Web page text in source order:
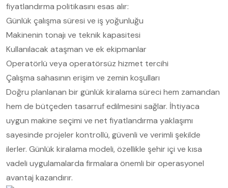
fiyatlandırma politikasını esas alır:
Günlük çalışma süresi ve iş yoğunluğu
Makinenin tonajı ve teknik kapasitesi
Kullanılacak ataşman ve ek ekipmanlar
Operatörlü veya operatörsüz hizmet tercihi
Çalışma sahasının erişim ve zemin koşulları
Doğru planlanan bir günlük kiralama süreci hem zamandan
hem de bütçeden tasarruf edilmesini sağlar. İhtiyaca
uygun makine seçimi ve net fiyatlandırma yaklaşımı
sayesinde projeler kontrollü, güvenli ve verimli şekilde
ilerler. Günlük kiralama modeli, özellikle şehir içi ve kısa
vadeli uygulamalarda firmalara önemli bir operasyonel
avantaj kazandırır.